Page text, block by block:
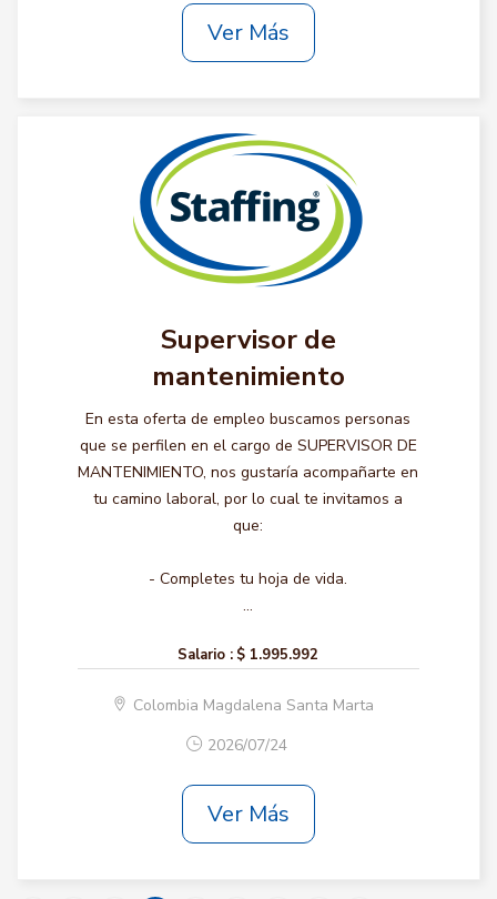
Ver Más
Supervisor de
mantenimiento
En esta oferta de empleo buscamos personas
que se perfilen en el cargo de SUPERVISOR DE
MANTENIMIENTO, nos gustaría acompañarte en
tu camino laboral, por lo cual te invitamos a
que:
- Completes tu hoja de vida.
...
Salario : $ 1.995.992
Colombia Magdalena Santa Marta
2026/07/24
Ver Más